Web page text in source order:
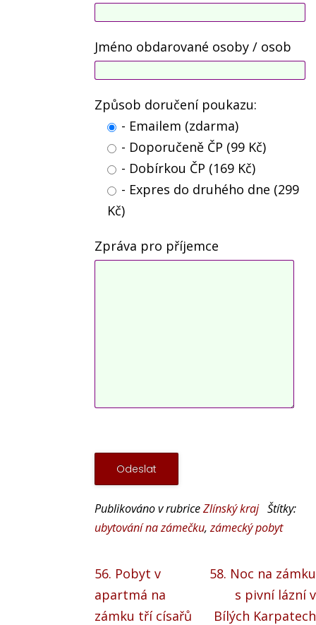
Jméno obdarované osoby / osob
Způsob doručení poukazu:
- Emailem (zdarma)
- Doporučeně ČP (99 Kč)
- Dobírkou ČP (169 Kč)
- Expres do druhého dne (299
Kč)
Zpráva pro příjemce
Publikováno v rubriceZlínský kraj Štítky:
ubytování na zámečku,zámecký pobyt
56. Pobyt v
apartmá na
zámku tří císařů
58. Noc na zámku
s pivní lázní v
Bílých Karpatech